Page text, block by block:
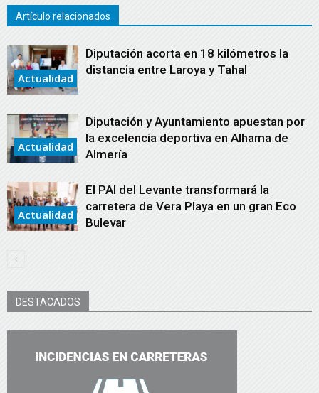
Artículo relacionados
Actualidad
Diputación acorta en 18 kilómetros la
distancia entre Laroya y Tahal
Actualidad
Diputación y Ayuntamiento apuestan por
la excelencia deportiva en Alhama de
Almería
Actualidad
El PAI del Levante transformará la
carretera de Vera Playa en un gran Eco
Bulevar
DESTACADOS